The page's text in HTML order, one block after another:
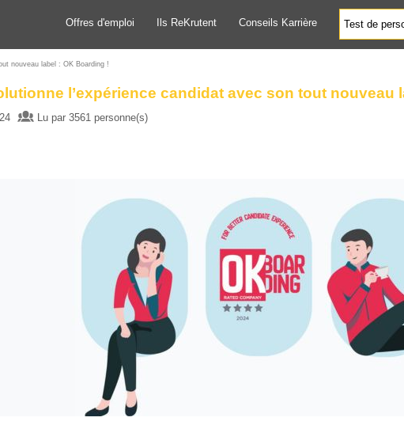
Test de
Offres d'emploi Ils ReKrutent Conseils Karrière
nouveau label : OK Boarding !
l’expérience candidat avec son tout nouveau
Lu par 3561 personne(s)